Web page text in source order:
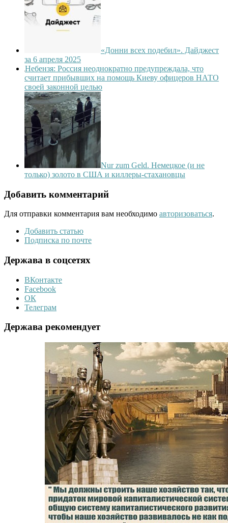
«Донни всех подебил». Дайджест
за 6 апреля 2025
Небензя: Россия неоднократно предупреждала, что
считает прибывших на помощь Киеву офицеров НАТО
своей законной целью
Nur zum Geld. Немецкое (и не
только) золото в США и киллеры-стахановцы
Добавить комментарий
Для отправки комментария вам необходимо авторизоваться.
Добавить статью
Подписка по почте
Держава в соцсетях
ВКонтакте
Facebook
ОК
Телеграм
Держава рекомендует